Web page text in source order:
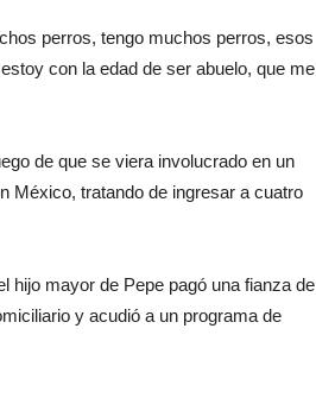
perros, tengo muchos perros, esos
con la edad de ser abuelo, que me
de que se viera involucrado en un
México, tratando de ingresar a cuatro
hijo mayor de Pepe pagó una fianza de
y acudió a un programa de